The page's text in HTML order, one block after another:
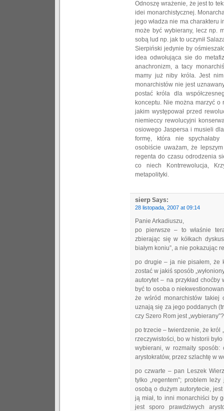
Odnoszę wrażenie, że jest to
idei monarchistycznej.
jego władza nie ma charakteru
może być wybierany, lecz np.
sobą lud np. jak to uczynił
Sierpiński jedynie by
idea odwołująca sie do
anachronizm, a tacy
mamy już niby króla. Jest
monarchistów nie jest
postać króla dla
konceptu. Nie można marzyć o
jakim występował przed
niemieccy rewolucyjni
osiowego Jaspersa i musieli
formę, która nie
osobiście uważam, że
regenta do czasu odrodzenia
co niech Kontrrewolucja,
metapolityki.
sierp Says:
28 listopada, 2007 at 09:14
Panie Arkadiuszu,
po pierwsze – to właśnie
zbierając się w kółkach
białym koniu”, a nie pokazując
po drugie – ja nie pisałem, że
zostać w jakiś sposób
autorytet – na przykład choćby
być to osoba o
że wśród monarchistów
uznają się za jego poddanych
czy Szero Rom jest „wybierany”?
po trzecie – twierdzenie, że król
rzeczywistości, bo w historii
wybierani, w rozmaity sposób:
arystokratów, przez szlachtę w
po czwarte – pan Leszek
tylko „regentem”; problem
osobą o dużym autorytecie, jest
ją miał, to inni monarchiści by
jest sporo prawdziwych